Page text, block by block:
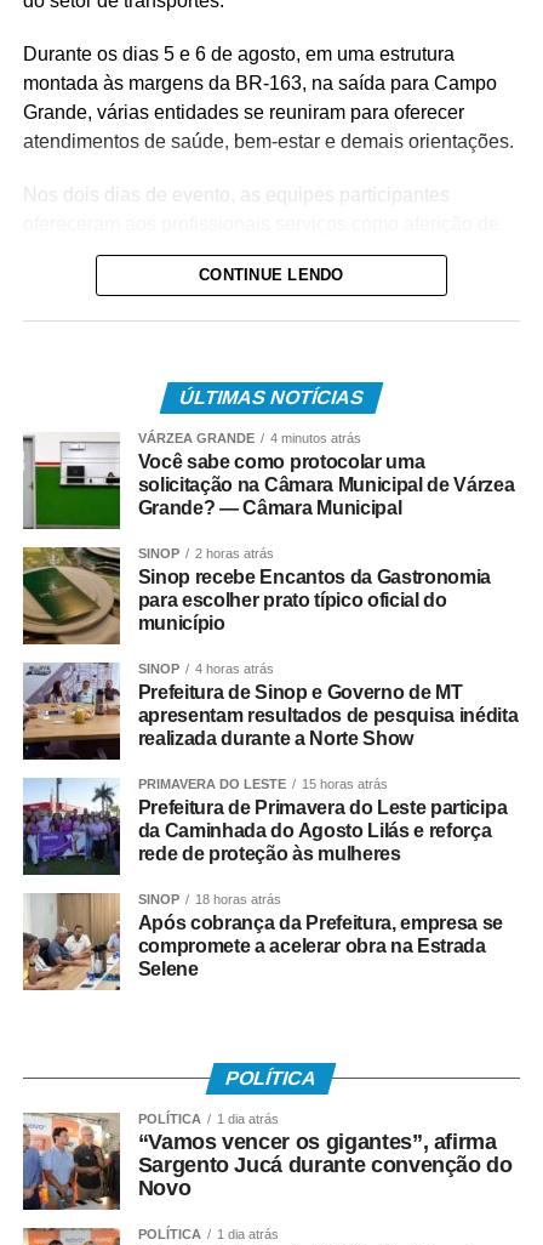
Durante os dias 5 e 6 de agosto, em uma estrutura
montada às margens da BR-163, na saída para Campo
Grande, várias entidades se reuniram para oferecer
atendimentos de saúde, bem-estar e demais orientações.
Nos dois dias de evento, as equipes participantes
pressão arterial, teste de glicemia, avaliação de altura,
peso e Índice de Massa Corporal (IMC), vacinação e
Além disso, também foi oferecido apoio emocional,
disponibilizadas orientações sobre segurança viária,
atividades com simuladores, serviços de corte de cabelo,
barba, manicure e massagem.
O evento foi realizado em parceria com a Nova Rota do
Oeste, Polícia Rodoviária Federal (PRF), Posto Aldo,
Mercadão dos Óculos, SETCARR, SEST SENAT,
Ciretran de Rondonópolis, Centro de Valorização da Vida
(CVV), Rumo, Detran-MT, FIEMT SESI Saúde e Agência
Nacional de Transportes Terrestres (ANTT).
COMENTE ABAIXO:
WhatsApp
Facebook
Twitter
CONTINUE LENDO
ÚLTIMAS NOTÍCIAS
VÁRZEA GRANDE 4 minutos atrás
Você sabe como protocolar uma
solicitação na Câmara Municipal de Várzea
Grande? — Câmara Municipal
SINOP 2 horas atrás
Sinop recebe Encantos da Gastronomia
para escolher prato típico oficial do
município
SINOP 4 horas atrás
Prefeitura de Sinop e Governo de MT
apresentam resultados de pesquisa inédita
realizada durante a Norte Show
PRIMAVERA DO LESTE 15 horas atrás
Prefeitura de Primavera do Leste participa
da Caminhada do Agosto Lilás e reforça
rede de proteção às mulheres
SINOP 18 horas atrás
Após cobrança da Prefeitura, empresa se
compromete a acelerar obra na Estrada
Selene
POLÍTICA
POLÍTICA 1 dia atrás
“Vamos vencer os gigantes”, afirma
Sargento Jucá durante convenção do
Novo
POLÍTICA 1 dia atrás